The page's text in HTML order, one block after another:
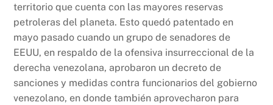
territorio que cuenta con las mayores reservas
petroleras del planeta. Esto quedó patentado en
mayo pasado cuando un grupo de senadores de
EEUU, en respaldo de la ofensiva insurreccional de la
derecha venezolana, aprobaron un decreto de
sanciones y medidas contra funcionarios del gobierno
venezolano, en donde también aprovecharon para